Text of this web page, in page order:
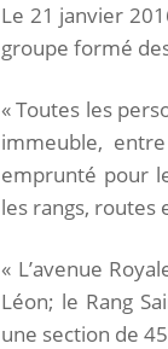
Le 21 janvier
groupe formé
« Toutes les
immeuble,
emprunté pour
les rangs, routes
« L’avenue
Léon; le Rang
une section de